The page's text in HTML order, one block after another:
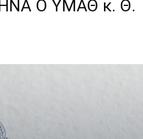
Ο ΥΜΑΘ κ. Θ.